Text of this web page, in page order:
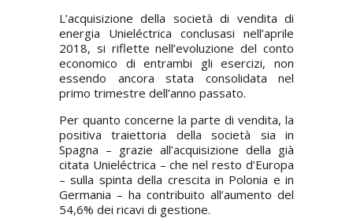
L’acquisizione della società di vendita di
energia Unieléctrica conclusasi nell’aprile
2018, si riflette nell’evoluzione del conto
economico di entrambi gli esercizi, non
essendo ancora stata consolidata nel
primo trimestre dell’anno passato.
Per quanto concerne la parte di vendita, la
positiva traiettoria della società sia in
Spagna – grazie all’acquisizione della già
citata Unieléctrica – che nel resto d’Europa
– sulla spinta della crescita in Polonia e in
Germania – ha contribuito all’aumento del
54,6% dei ricavi di gestione.